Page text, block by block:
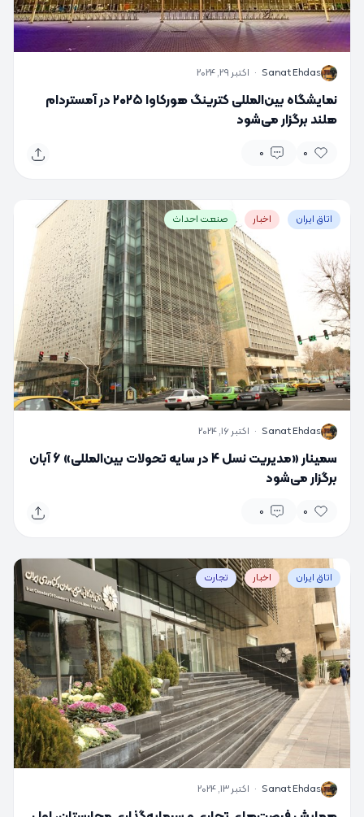
S
Sanat Ehdas
· اکتبر 29, 2024
نمایشگاه بین‌المللی کترینگ هورکاوا ۲۰۲۵ در آمستردام
هلند برگزار می‌شود
0
0
اتاق ایران اخبار صنعت احداث
S
Sanat Ehdas
· اکتبر 16, 2024
سمینار «مدیریت نسل 4 در سایه تحولات بین‌المللی» 6 آبان
برگزار می‌شود
0
0
اتاق ایران اخبار تجارت
S
Sanat Ehdas
· اکتبر 13, 2024